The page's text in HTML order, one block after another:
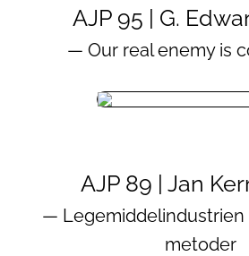
AJP 95 | G.
— Our real enemy is
AJP 89 | Jan
— Legemiddelindustrien
metoder